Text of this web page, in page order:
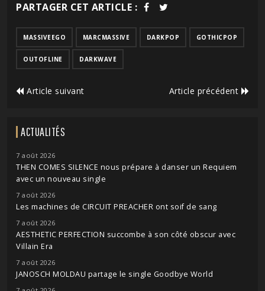
PARTAGER CET ARTICLE :
MASSIVEEGO MARCMASSIVE DARKPOP GOTHICPOP
OUTOFLINE DARKWAVE
Article suivant Article précédent
ACTUALITÉS
7 août 2026
THEN COMES SILENCE nous prépare à danser un Requiem
avec un nouveau single
7 août 2026
Les machines de CIRCUIT PREACHER ont soif de sang
7 août 2026
AESTHETIC PERFECTION succombe à son côté obscur avec
Villain Era
7 août 2026
JANOSCH MOLDAU partage le single Goodbye World